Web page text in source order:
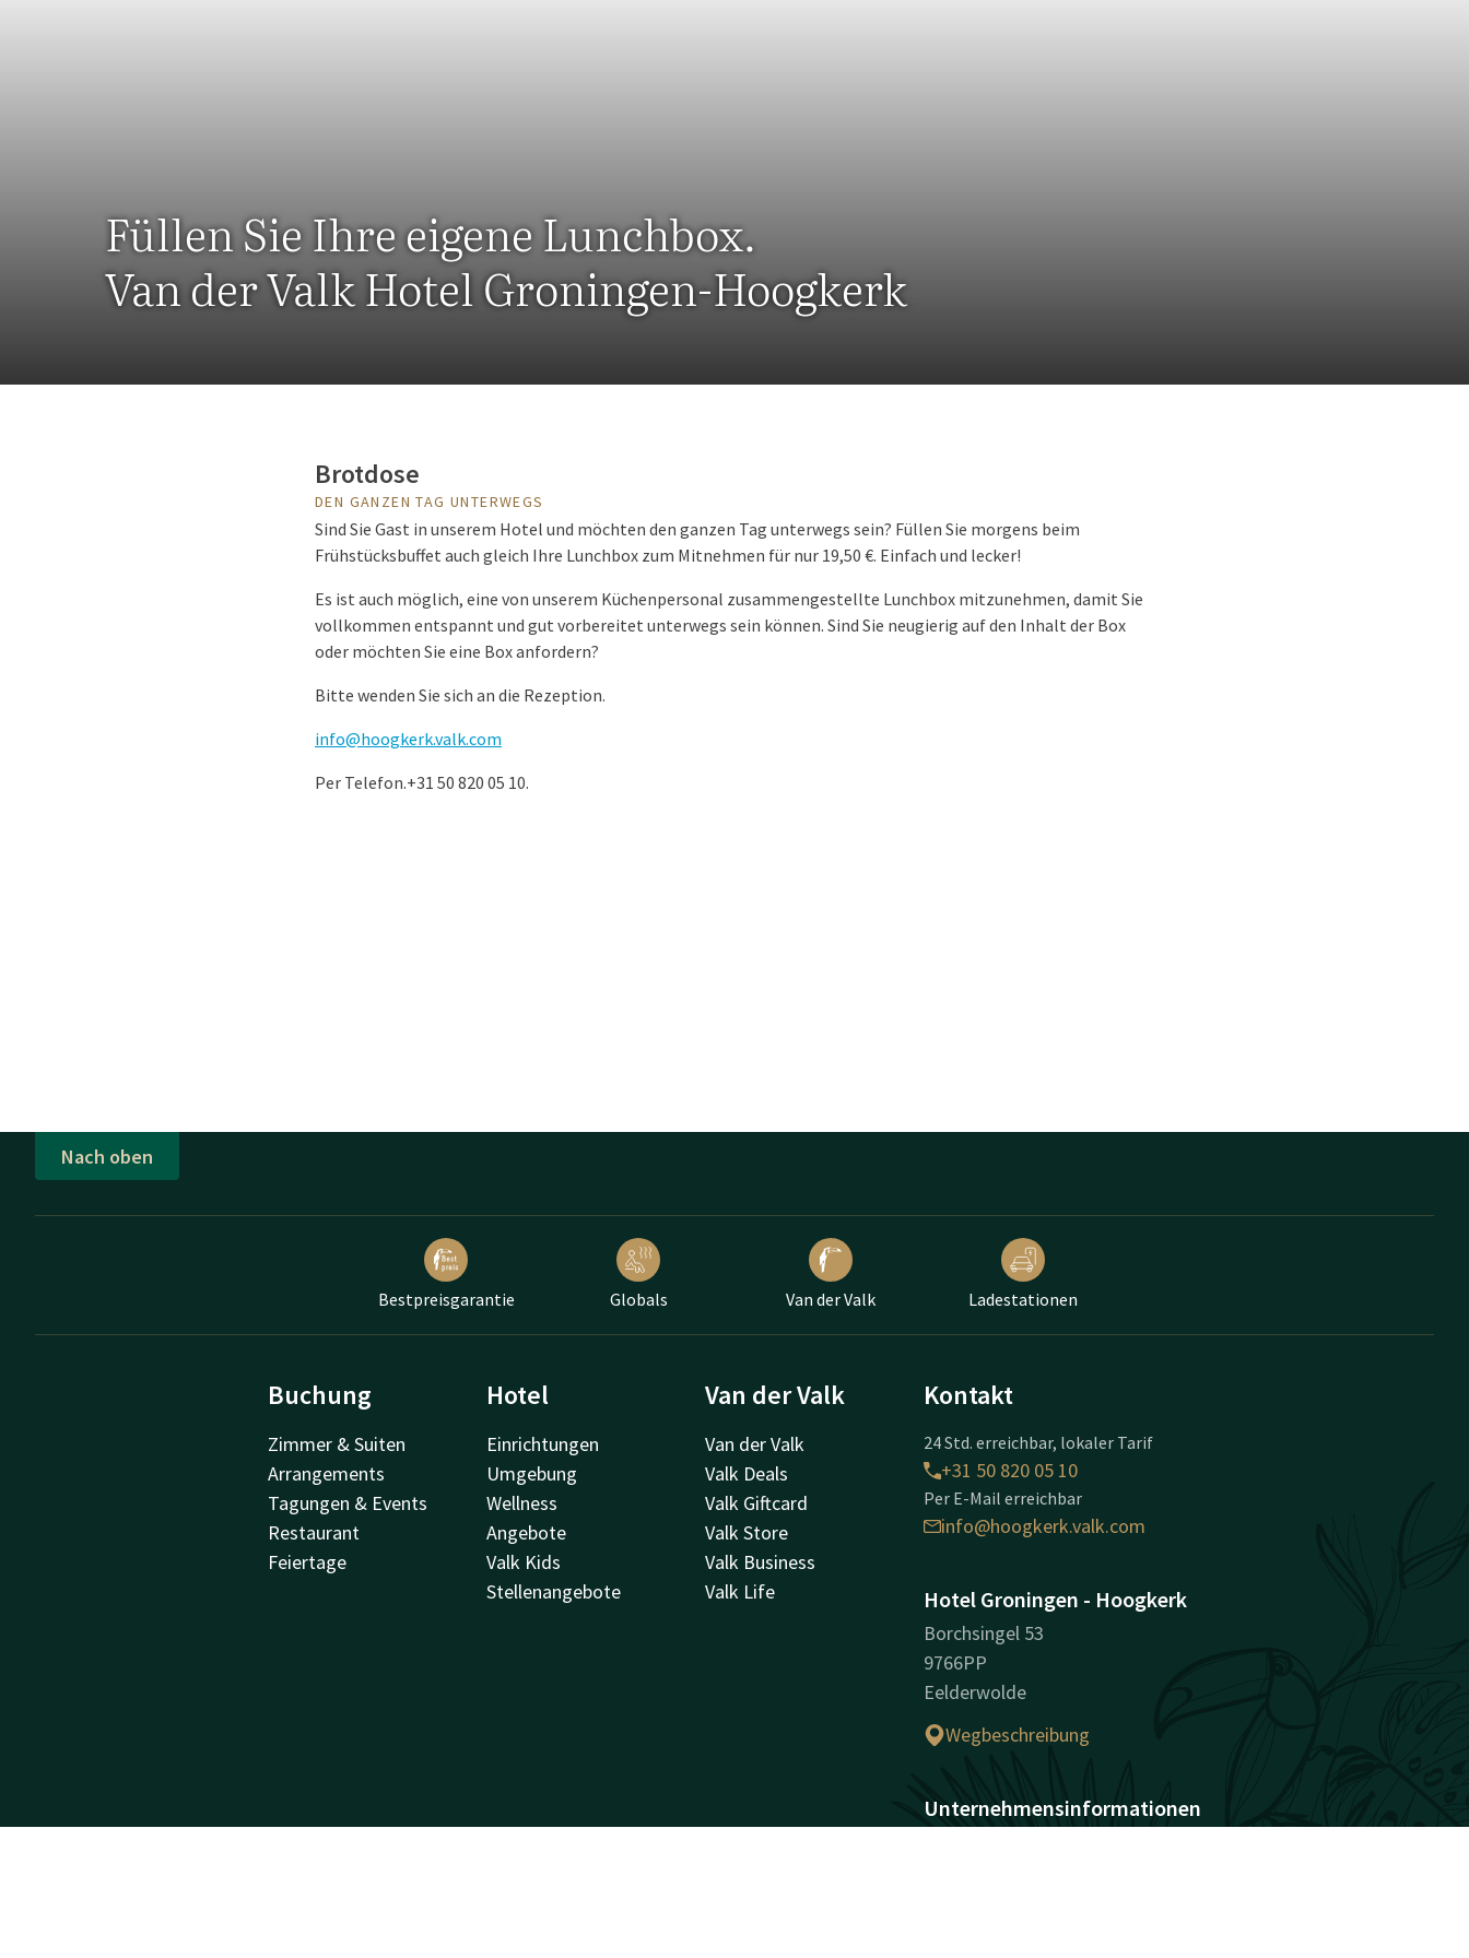
Füllen Sie Ihre eigene Lunchbox.
Van der Valk Hotel Groningen-Hoogkerk
Brotdose
DEN GANZEN TAG UNTERWEGS
Sind Sie Gast in unserem Hotel und möchten den ganzen Tag unterwegs sein? Füllen Sie morgens beim
Frühstücksbuffet auch gleich Ihre Lunchbox zum Mitnehmen für nur 19,50 €. Einfach und lecker!
Es ist auch möglich, eine von unserem Küchenpersonal zusammengestellte Lunchbox mitzunehmen, damit Sie
vollkommen entspannt und gut vorbereitet unterwegs sein können. Sind Sie neugierig auf den Inhalt der Box
oder möchten Sie eine Box anfordern?
Bitte wenden Sie sich an die Rezeption.
info@hoogkerk.valk.com
Per Telefon.+31 50 820 05 10.
Nach oben
Bestpreisgarantie Globals Van der Valk Ladestationen
Buchung
Zimmer & Suiten
Arrangements
Tagungen & Events
Restaurant
Feiertage
Hotel
Einrichtungen
Umgebung
Wellness
Angebote
Valk Kids
Stellenangebote
Van der Valk
Van der Valk
Valk Deals
Valk Giftcard
Valk Store
Valk Business
Valk Life
Kontakt
24 Std. erreichbar, lokaler Tarif
+31 50 820 05 10
Per E-Mail erreichbar
info@hoogkerk.valk.com
Hotel Groningen - Hoogkerk
Borchsingel 53
9766PP
Eelderwolde
Wegbeschreibung
Unternehmensinformationen